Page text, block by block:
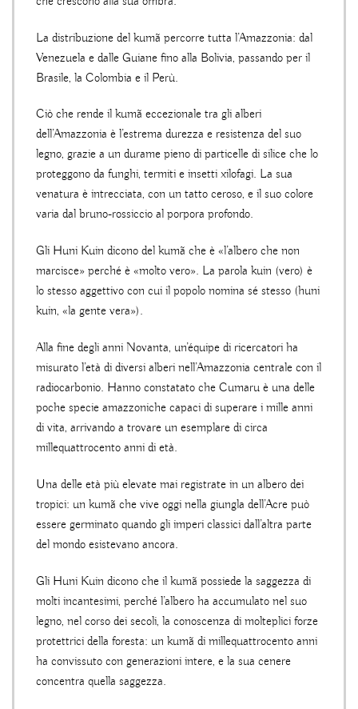
La distribuzione del kumã percorre tutta l’Amazzonia: dal
Venezuela e dalle Guiane fino alla Bolivia, passando per il
Brasile, la Colombia e il Perù.
Ciò che rende il kumã eccezionale tra gli alberi
dell’Amazzonia è l’estrema durezza e resistenza del suo
legno, grazie a un durame pieno di particelle di silice che lo
proteggono da funghi, termiti e insetti xilofagi. La sua
venatura è intrecciata, con un tatto ceroso, e il suo colore
varia dal bruno-rossiccio al porpora profondo.
Gli Huni Kuin dicono del kumã che è «l’albero che non
marcisce» perché è «molto vero». La parola kuin (vero) è
lo stesso aggettivo con cui il popolo nomina sé stesso (huni
kuin, «la gente vera»).
Alla fine degli anni Novanta, un’équipe di ricercatori ha
misurato l’età di diversi alberi nell’Amazzonia centrale con il
radiocarbonio. Hanno constatato che Cumaru è una delle
poche specie amazzoniche capaci di superare i mille anni
di vita, arrivando a trovare un esemplare di circa
millequattrocento anni di età.
Una delle età più elevate mai registrate in un albero dei
tropici: un kumã che vive oggi nella giungla dell’Acre può
essere germinato quando gli imperi classici dall’altra parte
del mondo esistevano ancora.
Gli Huni Kuin dicono che il kumã possiede la saggezza di
molti incantesimi, perché l’albero ha accumulato nel suo
legno, nel corso dei secoli, la conoscenza di molteplici forze
protettrici della foresta: un kumã di millequattrocento anni
ha convissuto con generazioni intere, e la sua cenere
concentra quella saggezza.